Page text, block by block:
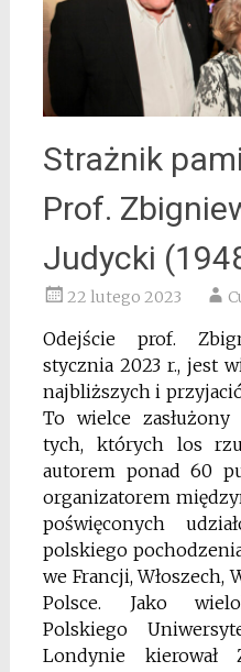
Strażnik
Prof.
Judycki
22 lutego 2023
Odejście prof.
stycznia 2023 r., jest
najbliższych i
To wielce
tych, których los
autorem ponad 60
organizatorem
poświęconych
polskiego
we Francji,
Polsce. Jako
Polskiego
Londynie kierował